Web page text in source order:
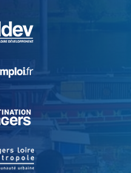
, Ouvre une nouvelle
, Ouvre une nouvelle